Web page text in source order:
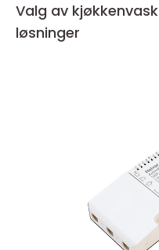
Valg av kjøkkenvask funksjon, stil og smarte
løsninger